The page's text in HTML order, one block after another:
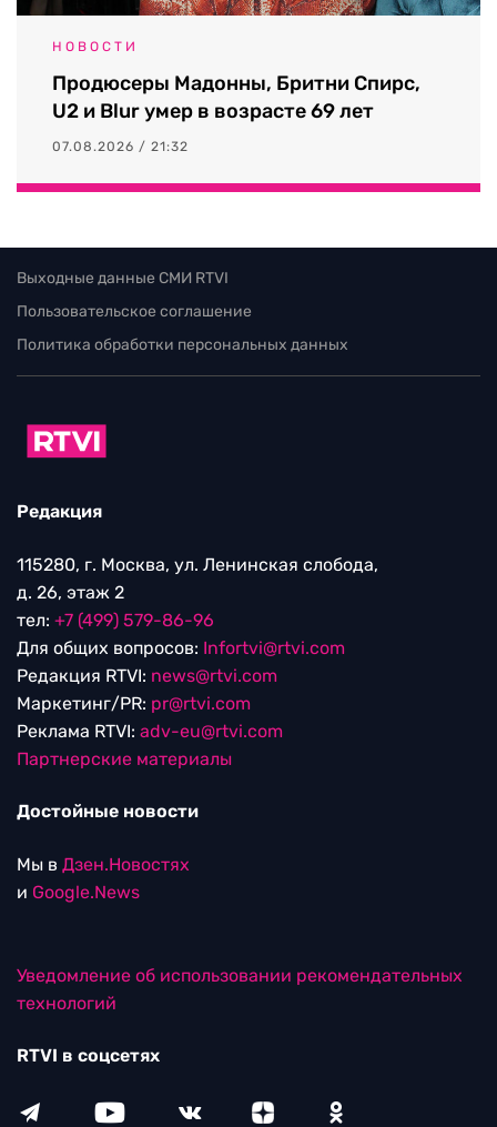
НОВОСТИ
Продюсеры Мадонны, Бритни Спирс,
U2 и Blur умер в возрасте 69 лет
07.08.2026 / 21:32
Выходные данные СМИ RTVI
Пользовательское соглашение
Политика обработки персональных данных
Редакция
115280, г. Москва, ул. Ленинская слобода,
д. 26, этаж 2
тел: +7 (499) 579-86-96
Для общих вопросов: Infortvi@rtvi.com
Редакция RTVI: news@rtvi.com
Маркетинг/PR: pr@rtvi.com
Реклама RTVI: adv-eu@rtvi.com
Партнерские материалы
Достойные новости
Мы в Дзен.Новостях
и Google.News
Уведомление об использовании рекомендательных
технологий
RTVI в соцсетях